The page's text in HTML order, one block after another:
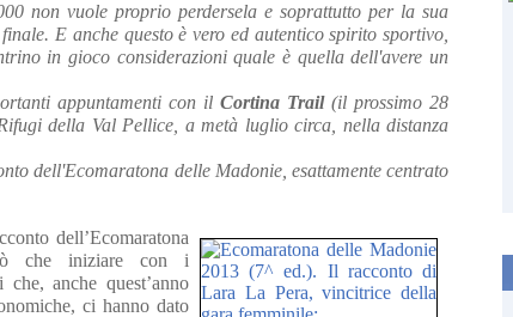
non vuole proprio perdersela e soprattutto per la sua
E anche questo è vero ed autentico spirito sportivo,
in gioco considerazioni quale è quella dell'avere un
appuntamenti con il Cortina Trail(il prossimo 28
della Val Pellice, a metà luglio circa, nella distanza
dell'Ecomaratona delle Madonie, esattamente centrato
dell’Ecomaratona
che iniziare con i
anche quest’anno
ci hanno dato